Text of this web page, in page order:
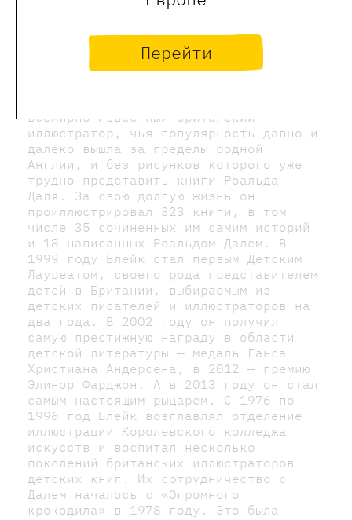
Перейти
Блейк Квентин
всемирно известный британский
иллюстратор, чья популярность давно и
далеко вышла за пределы родной
Англии, и без рисунков которого уже
трудно представить книги Роальда
Даля. За свою долгую жизнь он
проиллюстрировал 323 книги, в том
числе 35 сочиненных им самим историй
и 18 написанных Роальдом Далем. В
1999 году Блейк стал первым Детским
Лауреатом, своего рода представителем
детей в Британии, выбираемым из
детских писателей и иллюстраторов на
два года. В 2002 году он получил
самую престижную награду в области
детской литературы — медаль Ганса
Христиана Андерсена, в 2012 — премию
Элинор Фарджон. А в 2013 году он стал
самым настоящим рыцарем. С 1976 по
1996 год Блейк возглавлял отделение
иллюстрации Королевского колледжа
искусств и воспитал несколько
поколений британских иллюстраторов
детских книг. Их сотрудничество с
Далем началось с «Огромного
крокодила» в 1978 году. Это была